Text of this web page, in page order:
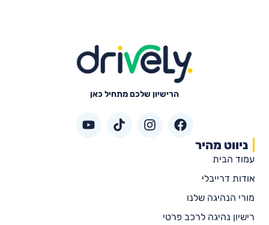
הרישיון שלכם מתחיל כאן
ניווט מהיר
עמוד הבית
אודות דרייבלי
מורי הנהיגה שלנו
רישיון נהיגה לרכב פרטי